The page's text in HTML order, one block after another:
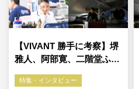
【VIVANT 勝手に考察】堺
雅人、阿部寛、二階堂ふ…
特集・インタビュー